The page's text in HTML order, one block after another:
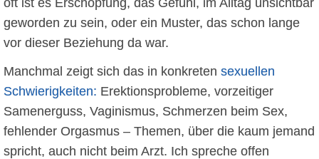
geworden zu sein, oder ein Muster, das schon lange
vor dieser Beziehung da war.
Manchmal zeigt sich das in konkreten sexuellen
Schwierigkeiten: Erektionsprobleme, vorzeitiger
Samenerguss, Vaginismus, Schmerzen beim Sex,
fehlender Orgasmus – Themen, über die kaum jemand
spricht, auch nicht beim Arzt. Ich spreche offen